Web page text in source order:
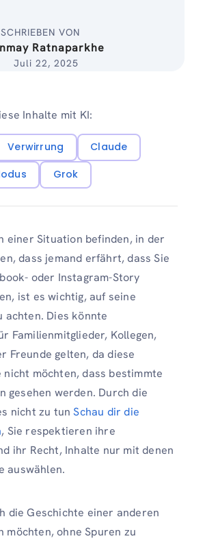
VON
Ratnaparkhe
Juli 22, 2025
Inhalte mit KI:
Verwirrung
Claude
Grok
einer Situation befinden, in der
dass jemand erfährt, dass Sie
oder Instagram-Story
ist es wichtig, auf seine
achten. Dies könnte
Familienmitglieder, Kollegen,
Freunde gelten, da diese
nicht möchten, dass bestimmte
gesehen werden. Durch die
nicht zu tunSchau dir die
, Sie respektieren ihre
ihr Recht, Inhalte nur mit denen
auswählen.
die Geschichte einer anderen
möchten, ohne Spuren zu